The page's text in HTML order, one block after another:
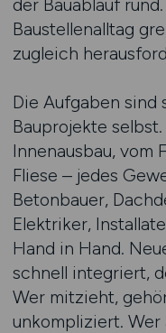
der Bauablauf
Baustellenalltag
zugleich
Die Aufgaben sind
Bauprojekte
Innenausbau, vom
Fliese – jedes
Betonbauer,
Elektriker,
Hand in Hand.
schnell integriert,
Wer mitzieht,
unkompliziert.